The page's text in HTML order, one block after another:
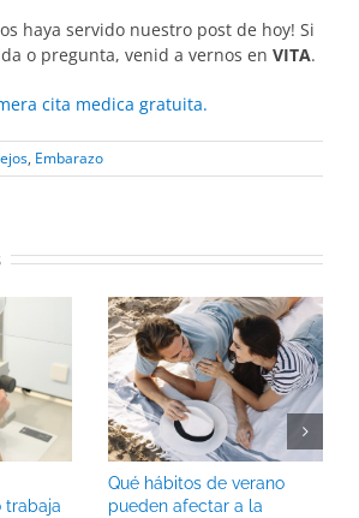
haya servido nuestro post de hoy! Si
o pregunta, venid a vernos en VITA.
cita medica gratuita.
, Embarazo
trabaja
Qué hábitos de verano
pueden afectar a la